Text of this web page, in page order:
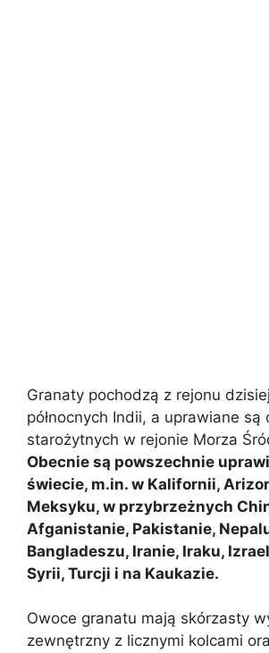
Granaty pochodzą z rejonu
północnych Indii, a uprawiane są
starożytnych w rejonie Morza
Obecnie są powszechnie
świecie, m.in. w Kalifornii,
Meksyku, w przybrzeżnych
Afganistanie, Pakistanie,
Bangladeszu, Iranie, Iraku,
Syrii, Turcji i na Kaukazie.
Owoce granatu mają skórzasty
zewnętrzny z licznymi kolcami